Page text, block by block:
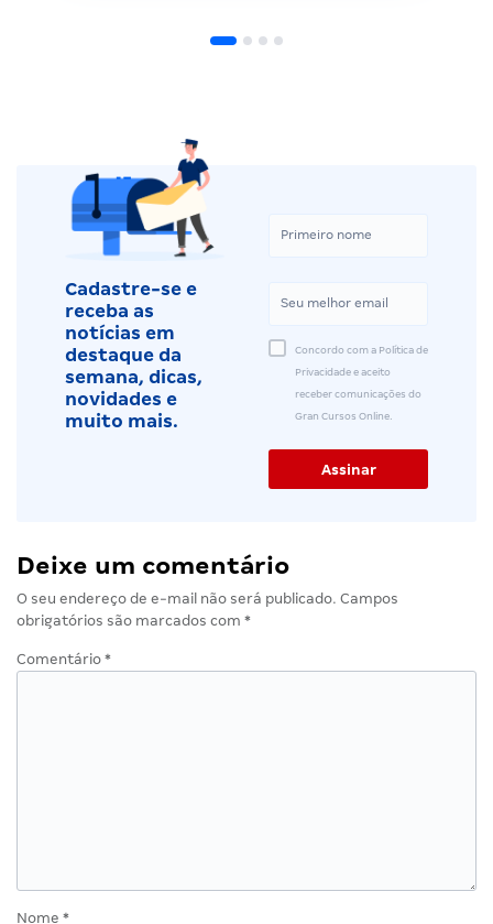
Cadastre-se e
receba as
notícias em
destaque da
semana, dicas,
novidades e
muito mais.
Concordo com a Política de
Privacidade e aceito
receber comunicações do
Gran Cursos Online.
Deixe um comentário
O seu endereço de e-mail não será publicado. Campos
obrigatórios são marcados com *
Comentário *
Nome *